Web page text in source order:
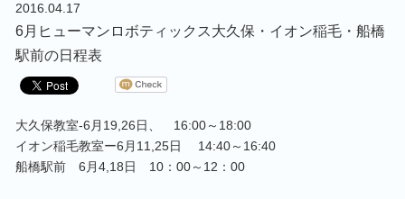
2016.04.17
6月ヒューマンロボティックス大久保・イオン稲毛・船橋
駅前の日程表
大久保教室-6月19,26日、 16:00～18:00
イオン稲毛教室ー6月11,25日 14:40～16:40
船橋駅前 6月4,18日 10：00～12：00